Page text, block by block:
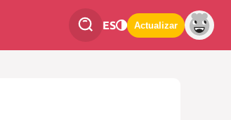
ES Actualizar